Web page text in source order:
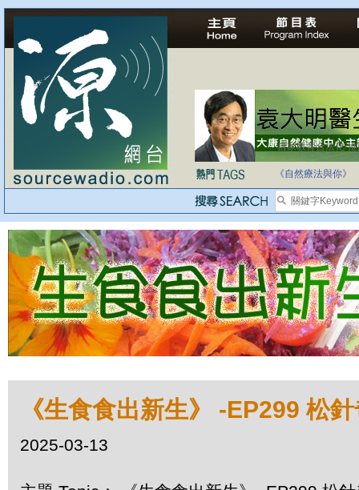
自家教育合法化-
《自然療法與你》
《生食食出新生》 -EP299 松
2025-03-13